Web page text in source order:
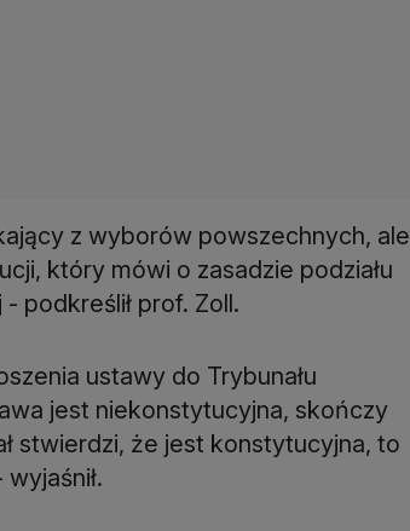
z wyborów powszechnych, ale
który mówi o zasadzie podziału
podkreślił prof. Zoll.
ustawy do Trybunału
jest niekonstytucyjna, skończy
stwierdzi, że jest konstytucyjna, to